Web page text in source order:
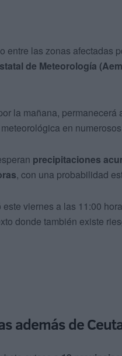
entre las zonas afectadas
de Meteorología
la mañana,
en
precipitaciones
, con una probabilidad
viernes a las 11:00
donde también existe
además de